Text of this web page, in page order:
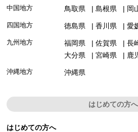
中国地方 鳥取県 島根県 岡
四国地方 徳島県 香川県 愛
九州地方 福岡県 佐賀県 長
大分県
宮崎県 鹿
沖縄地方 沖縄県
はじめての方へ
はじめての方へ